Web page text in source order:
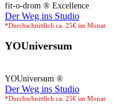
fit-o-drom ® Excellence
Der Weg ins Studio
*Durchschnittlich ca. 25€ im Monat
YOUniversum
YOUniversum ®
Der Weg ins Studio
*Durchschnittlich ca. 25€ im Monat